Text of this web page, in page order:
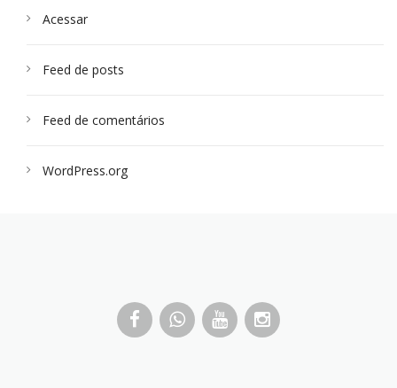
Acessar
Feed de posts
Feed de comentários
WordPress.org